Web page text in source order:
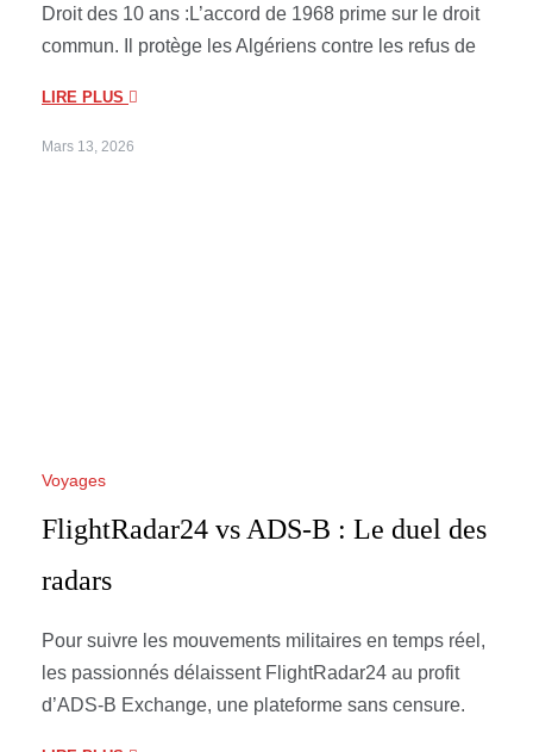
Droit des 10 ans :L’accord de 1968 prime sur le droit
commun. Il protège les Algériens contre les refus de
LIRE PLUS
Mars 13, 2026
Voyages
FlightRadar24 vs ADS-B : Le duel des
radars
Pour suivre les mouvements militaires en temps réel,
les passionnés délaissent FlightRadar24 au profit
d’ADS-B Exchange, une plateforme sans censure.